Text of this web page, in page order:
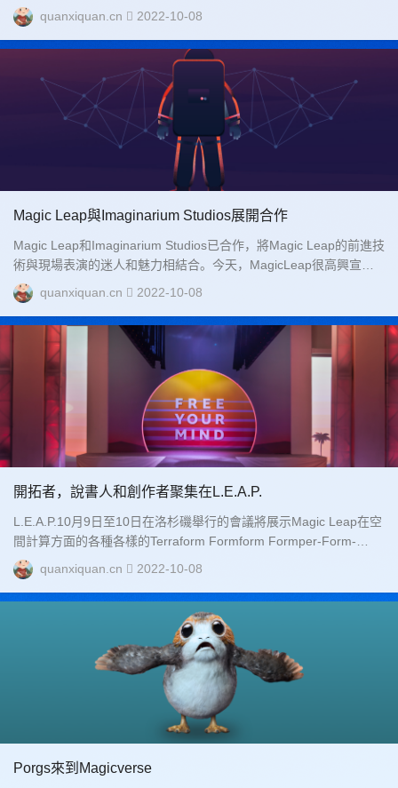
布，我們已經完成了D股票資金，并通過AT＆amp; t的投資宣布了...
quanxiquan.cn 2022-10-08
Magic Leap與Imaginarium Studios展開合作
Magic Leap和Imaginarium Studios已合作，將Magic Leap的前進技
術與現場表演的迷人和魅力相結合。今天，MagicLeap很高興宣布
我們與Imaginarium Studios的合作伙伴關系，Andy Serk...
quanxiquan.cn 2022-10-08
開拓者，說書人和創作者聚集在L.E.A.P.
L.E.A.P.10月9日至10日在洛杉磯舉行的會議將展示Magic Leap在空
間計算方面的各種各樣的Terraform Formform Formper-Form-
Form-Form-Form-Form-Form-Form范圍及其創新的進步...
quanxiquan.cn 2022-10-08
Porgs來到Magicverse